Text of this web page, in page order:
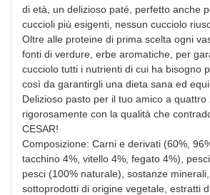
di età, un delizioso paté, perfetto anche
cuccioli più esigenti, nessun cucciolo
Oltre alle proteine di prima scelta ogni
fonti di verdure, erbe aromatiche, per
cucciolo tutti i nutrienti di cui ha bisogno
così da garantirgli una dieta sana ed
Delizioso pasto per il tuo amico a quattro
rigorosamente con la qualità che
CESAR!
Composizione: Carni e derivati (60%,
tacchino 4%, vitello 4%, fegato 4%),
pesci (100% naturale), sostanze minerali,
sottoprodotti di origine vegetale, estratti